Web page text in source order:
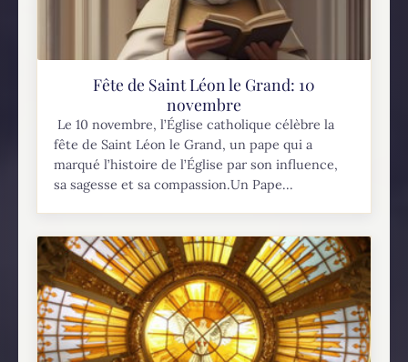
Fête de Saint Léon le Grand: 10
novembre
Le 10 novembre, l’Église catholique célèbre la
fête de Saint Léon le Grand, un pape qui a
marqué l’histoire de l’Église par son influence,
sa sagesse et sa compassion.Un Pape...